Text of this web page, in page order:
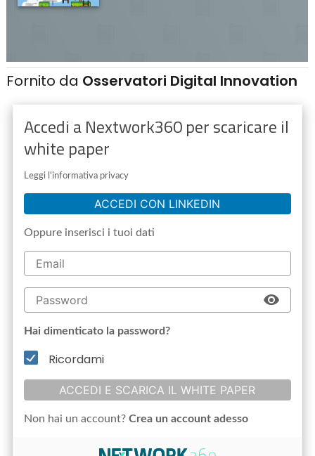
Fornito da Osservatori Digital Innovation
Accedi a Nextwork360 per scaricare il
white paper
Leggi l'informativa privacy
ACCEDI CON LINKEDIN
Oppure inserisci i tuoi dati
Hai dimenticato la password?
Ricordami
ACCEDI E SCARICA IL WHITE PAPER
Non hai un account?Crea un account adesso